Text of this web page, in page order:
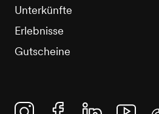
Unterkünfte
Erlebnisse
Gutscheine